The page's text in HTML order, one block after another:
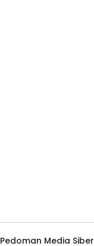
Pedoman Media Siber